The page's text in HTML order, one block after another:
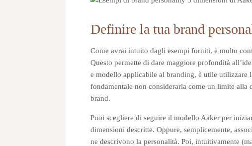
Definire la tua brand
Come avrai intuito dagli esempi forniti, è molto
Questo permette di dare maggiore profondità
e modello applicabile al branding, è utile utilizzare
fondamentale non considerarla come un limite alla
brand.
Puoi scegliere di seguire il modello Aaker per
dimensioni descritte. Oppure, semplicemente,
ne descrivono la personalità. Poi, intuitivamente